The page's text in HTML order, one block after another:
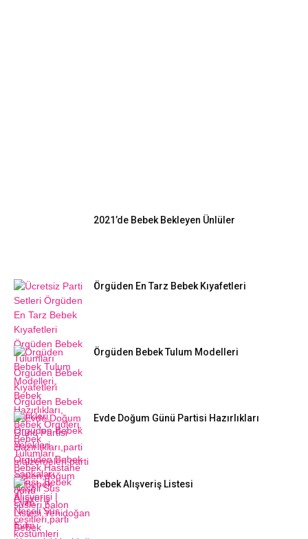
2021’de Bebek Bekleyen Ünlüler
Örgüden En Tarz Bebek Kıyafetleri
Örgüden Bebek Tulum Modelleri
Evde Doğum Günü Partisi Hazırlıkları
Bebek Alışveriş Listesi